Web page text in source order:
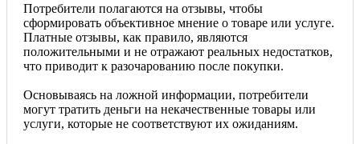
Потребители полагаются на отзывы, чтобы
сформировать объективное мнение о товаре или услуге.
Платные отзывы, как правило, являются
положительными и не отражают реальных недостатков,
что приводит к разочарованию после покупки.
Основываясь на ложной информации, потребители
могут тратить деньги на некачественные товары или
услуги, которые не соответствуют их ожиданиям.